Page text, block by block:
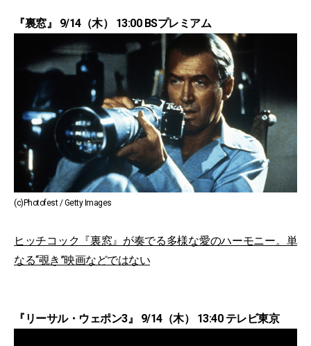
『裏窓』 9/14（木） 13:00 BSプレミアム
(c)Photofest / Getty Images
ヒッチコック『裏窓』が奏でる多様な愛のハーモニー。単
なる“覗き”映画などではない
『リーサル・ウェポン3』 9/14（木） 13:40 テレビ東京